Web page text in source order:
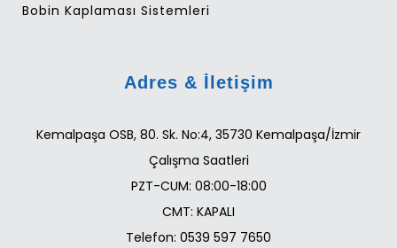
Bobin Kaplaması Sistemleri
Adres & İletişim
Kemalpaşa OSB, 80. Sk. No:4, 35730 Kemalpaşa/İzmir
Çalışma Saatleri
PZT-CUM: 08:00-18:00
CMT: KAPALI
Telefon: 0539 597 7650